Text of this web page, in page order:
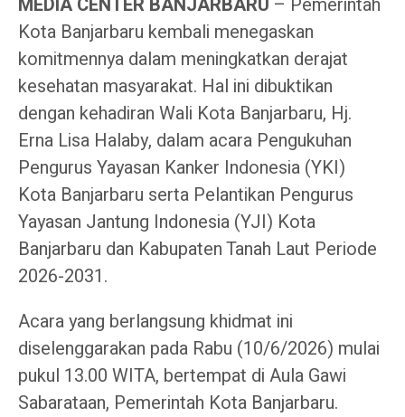
Kota Banjarbaru kembali menegaskan
komitmennya dalam meningkatkan derajat
kesehatan masyarakat. Hal ini dibuktikan
dengan kehadiran Wali Kota Banjarbaru, Hj.
Erna Lisa Halaby, dalam acara Pengukuhan
Pengurus Yayasan Kanker Indonesia (YKI)
Kota Banjarbaru serta Pelantikan Pengurus
Yayasan Jantung Indonesia (YJI) Kota
Banjarbaru dan Kabupaten Tanah Laut Periode
2026-2031.
Acara yang berlangsung khidmat ini
diselenggarakan pada Rabu (10/6/2026) mulai
pukul 13.00 WITA, bertempat di Aula Gawi
Sabarataan, Pemerintah Kota Banjarbaru.